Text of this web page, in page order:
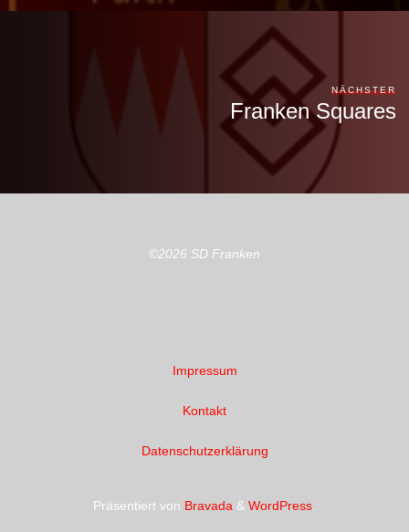
NÄCHSTER
Franken Squares
©2026 SD Franken
Impressum
Kontakt
Datenschutzerklärung
Präsentiert von Bravada & WordPress.